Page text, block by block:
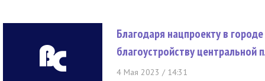
Благодаря нацпроекту в
благоустройству центральной
4 Мая 2023 / 14:31